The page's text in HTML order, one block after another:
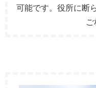
可能です。役所に断
ご